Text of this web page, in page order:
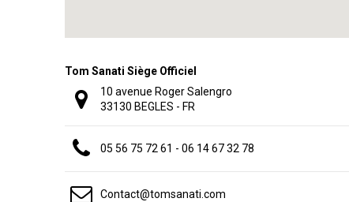
Tom Sanati Siège Officiel
10 avenue Roger Salengro
33130 BEGLES - FR
05 56 75 72 61 - 06 14 67 32 78
Contact@tomsanati.com